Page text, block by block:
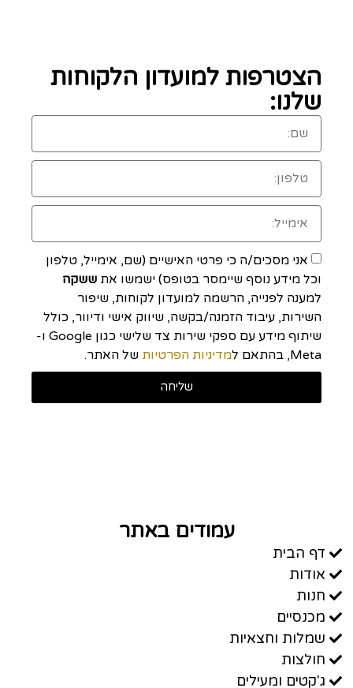
הצטרפות למועדון הלקוחות
שלנו:
אני מסכים/ה כי פרטי האישיים (שם, אימייל, טלפון
וכל מידע נוסף שיימסר בטופס) ישמשו את ששקה
למענה לפנייה, הרשמה למועדון לקוחות, שיפור
השירות, עיבוד הזמנה/בקשה, שיווק אישי ודיוור, כולל
שיתוף מידע עם ספקי שירות צד שלישי כגון Google ו-
Meta, בהתאם ל
מדיניות הפרטיות של האתר.
שליחה
עמודים באתר
דף הבית
אודות
חנות
מכנסיים
שמלות וחצאיות
חולצות
ג'קטים ומעילים